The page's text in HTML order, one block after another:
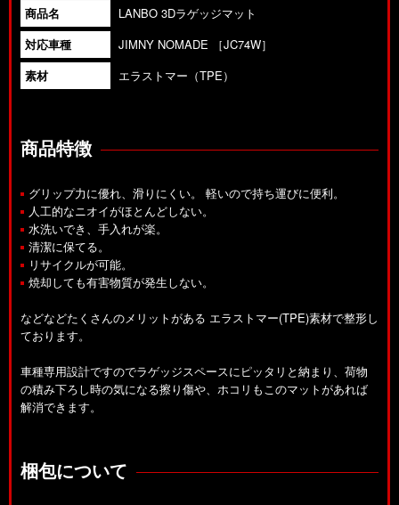
商品名
LANBO 3Dラゲッジマット
対応車種
JIMNY NOMADE ［JC74W］
素材
エラストマー（TPE）
商品特徴
グリップ力に優れ、滑りにくい。 軽いので持ち運びに便利。
人工的なニオイがほとんどしない。
水洗いでき、手入れが楽。
清潔に保てる。
リサイクルが可能。
焼却しても有害物質が発生しない。
などなどたくさんのメリットがある エラストマー(TPE)素材で整形し
ております。
車種専用設計ですのでラゲッジスペースにピッタリと納まり、荷物
の積み下ろし時の気になる擦り傷や、ホコリもこのマットがあれば
解消できます。
梱包について